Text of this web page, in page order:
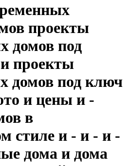
проекты
домов под
проекты
домов под ключ
и цены и -
в
стиле и - и - и -
дома и дома